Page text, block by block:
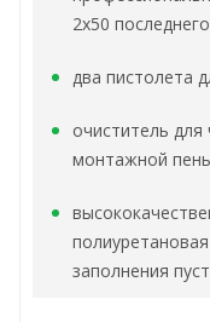
2х50
два пистолета
очиститель для
монтажной
заполнения